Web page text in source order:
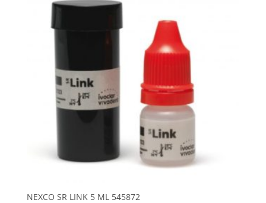
NEXCO SR LINK 5 ML 545872